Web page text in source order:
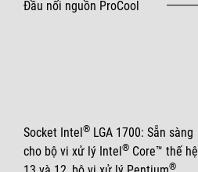
Đầu nối nguồn ProCool
Socket Intel®LGA 1700: Sẵn sàng
cho bộ vi xử lý Intel®Core™ thế hệ
®